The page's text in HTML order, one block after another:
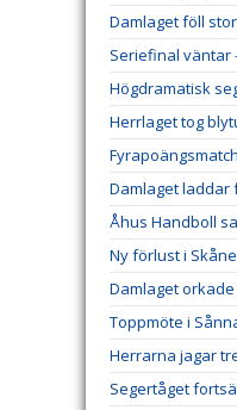
Damlaget föll
Seriefinal väntar
Högdramatisk
Herrlaget tog
Damlaget laddar
Åhus Handboll
Ny förlust i
Damlaget
Toppmöte i
Herrarna jagar
Segertåget